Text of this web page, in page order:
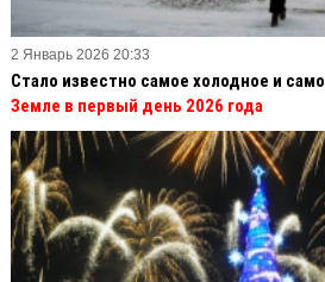
2 Январь 2026 20:33
Стало известно самое холодное и
Земле в первый день 2026 года